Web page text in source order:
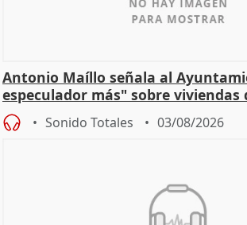
Antonio Maíllo señala al
especulador más" sobre viviendas
Becerril
Sonido Totales 03/08/2026